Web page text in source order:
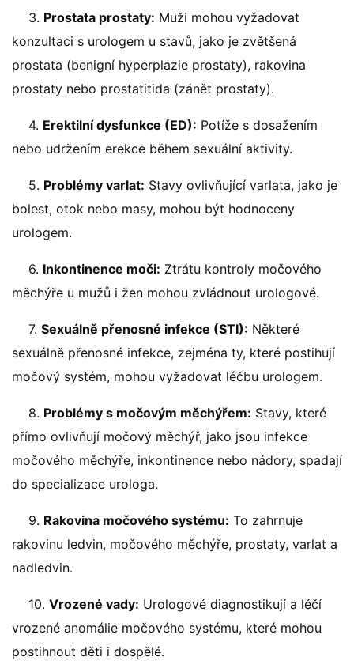
3. Prostata prostaty: Muži mohou vyžadovat
konzultaci s urologem u stavů, jako je zvětšená
prostata (benigní hyperplazie prostaty), rakovina
prostaty nebo prostatitida (zánět prostaty).
4. Erektilní dysfunkce (ED): Potíže s dosažením
nebo udržením erekce během sexuální aktivity.
5. Problémy varlat: Stavy ovlivňující varlata, jako je
bolest, otok nebo masy, mohou být hodnoceny
urologem.
6. Inkontinence moči: Ztrátu kontroly močového
měchýře u mužů i žen mohou zvládnout urologové.
7. Sexuálně přenosné infekce (STI): Některé
sexuálně přenosné infekce, zejména ty, které postihují
močový systém, mohou vyžadovat léčbu urologem.
8. Problémy s močovým měchýřem: Stavy, které
přímo ovlivňují močový měchýř, jako jsou infekce
močového měchýře, inkontinence nebo nádory, spadají
do specializace urologa.
9. Rakovina močového systému: To zahrnuje
rakovinu ledvin, močového měchýře, prostaty, varlat a
nadledvin.
10. Vrozené vady: Urologové diagnostikují a léčí
vrozené anomálie močového systému, které mohou
postihnout děti i dospělé.